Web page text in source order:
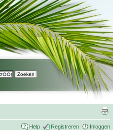
Help Registreren Inloggen